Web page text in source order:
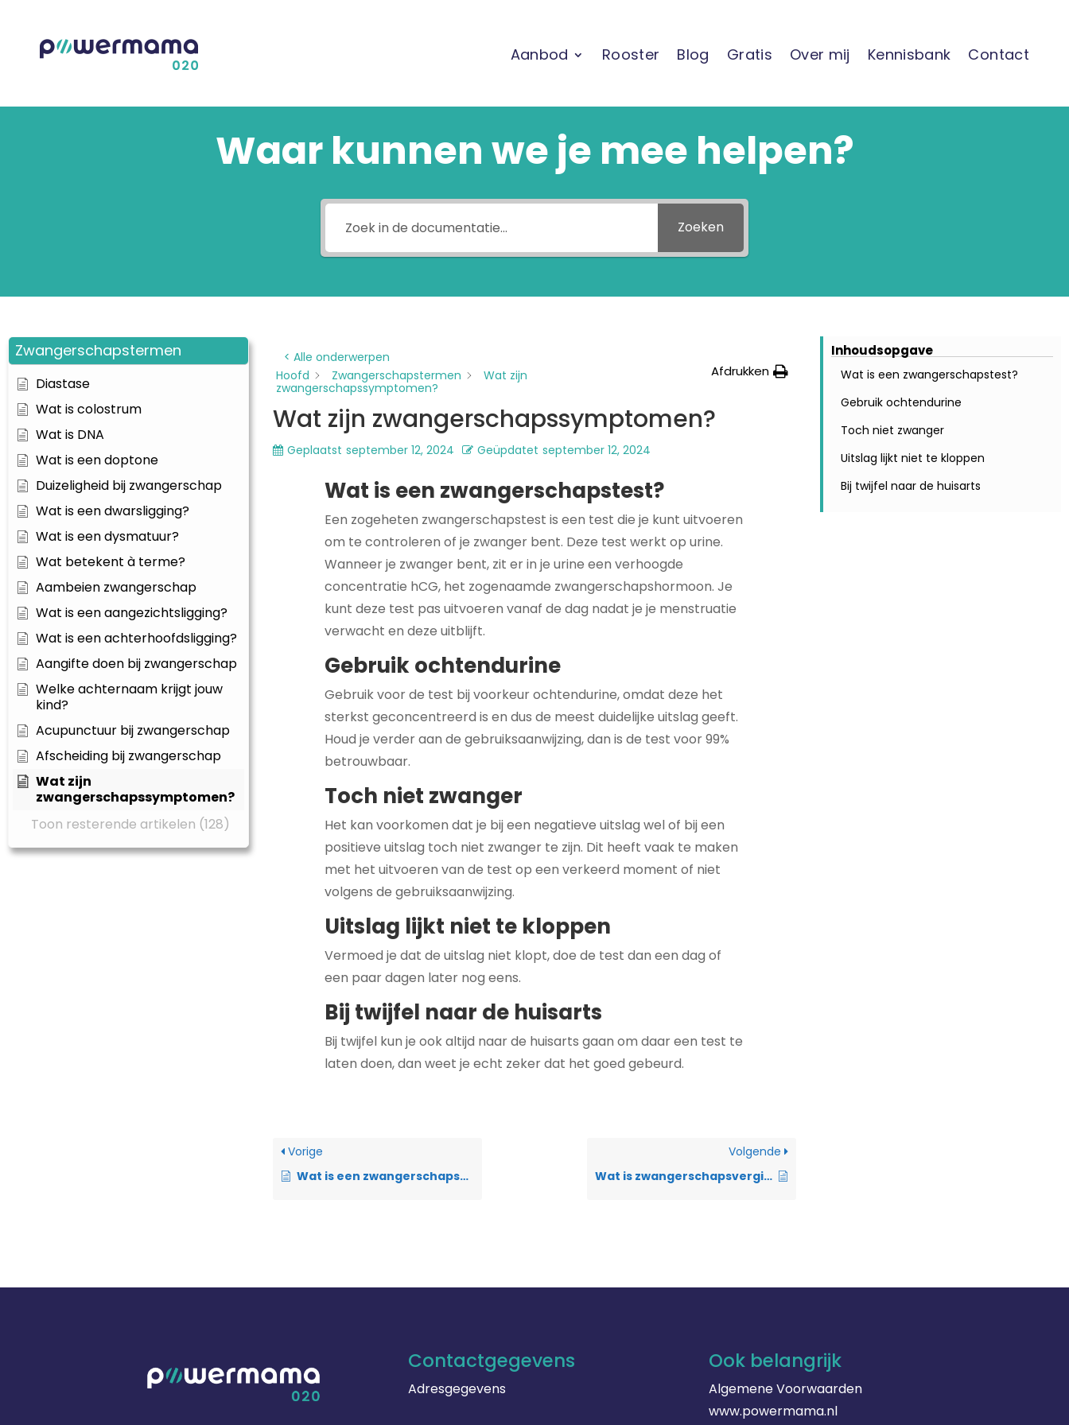
Aanbod Rooster Blog Gratis Over mij Kennisbank Contact
Waar kunnen we je mee helpen?
Zoeken
Zwangerschapstermen
Diastase
Wat is colostrum
Wat is DNA
Wat is een doptone
Duizeligheid bij zwangerschap
Wat is een dwarsligging?
Wat is een dysmatuur?
Wat betekent à terme?
Aambeien zwangerschap
Wat is een aangezichtsligging?
Wat is een achterhoofdsligging?
Aangifte doen bij zwangerschap
Welke achternaam krijgt jouw
kind?
Acupunctuur bij zwangerschap
Afscheiding bij zwangerschap
Wat zijn
zwangerschapssymptomen?
Toon resterende artikelen (128)
< Alle onderwerpen
Hoofd
Zwangerschapstermen
Wat zijn
zwangerschapssymptomen?
Afdrukken
Wat zijn zwangerschapssymptomen?
Geplaatst september 12, 2024 Geüpdatet september 12, 2024
Wat is een zwangerschapstest?
Een zogeheten zwangerschapstest is een test die je kunt uitvoeren
om te controleren of je zwanger bent. Deze test werkt op urine.
Wanneer je zwanger bent, zit er in je urine een verhoogde
concentratie hCG, het zogenaamde zwangerschapshormoon. Je
kunt deze test pas uitvoeren vanaf de dag nadat je je menstruatie
verwacht en deze uitblijft.
Gebruik ochtendurine
Gebruik voor de test bij voorkeur ochtendurine, omdat deze het
sterkst geconcentreerd is en dus de meest duidelijke uitslag geeft.
Houd je verder aan de gebruiksaanwijzing, dan is de test voor 99%
betrouwbaar.
Toch niet zwanger
Het kan voorkomen dat je bij een negatieve uitslag wel of bij een
positieve uitslag toch niet zwanger te zijn. Dit heeft vaak te maken
met het uitvoeren van de test op een verkeerd moment of niet
volgens de gebruiksaanwijzing.
Uitslag lijkt niet te kloppen
Vermoed je dat de uitslag niet klopt, doe de test dan een dag of
een paar dagen later nog eens.
Bij twijfel naar de huisarts
Bij twijfel kun je ook altijd naar de huisarts gaan om daar een test te
laten doen, dan weet je echt zeker dat het goed gebeurd.
Vorige
Wat is een zwangerschapsmasker?
Volgende
Wat is zwangerschapsvergiftiging?
Inhoudsopgave
Wat is een zwangerschapstest?
Gebruik ochtendurine
Toch niet zwanger
Uitslag lijkt niet te kloppen
Bij twijfel naar de huisarts
Contactgegevens
Adresgegevens
Ook belangrijk
Algemene Voorwaarden
www.powermama.nl